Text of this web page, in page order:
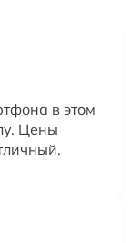
в этом
Цены